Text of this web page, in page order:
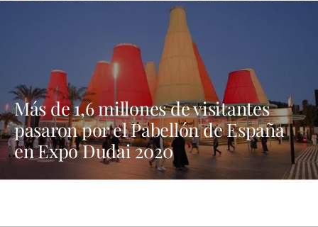
Más de 1,6 millones de visitantes
pasaron por el Pabellón de España
en Expo Dudai 2020